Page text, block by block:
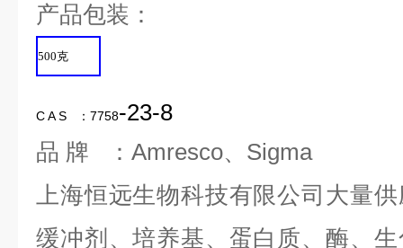
产品包装：
500克
C A S ：7758-23-8
品 牌 ：Amresco、Sigma
上海恒远生物科技有限公司大量
缓冲剂、培养基、蛋白质、酶、